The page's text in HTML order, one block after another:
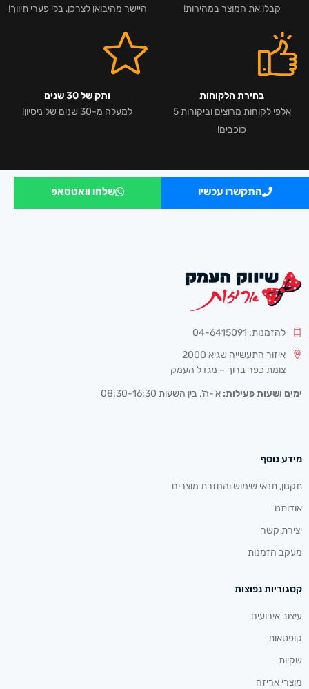
קבלו את המוצר במהירות!
היישר מהיבואן לצרכן, בלי פערי תיווך!
בחירת הלקוחות
אלפי לקוחות מרוצים וביקורות 5
כוכבים!
ותק של 30 שנים
למעלה מ-30 שנים של ניסיון!
התקשרו עכשיו שלחו וואטסאפ
להזמנות: 04-6415091
איזור התעשייה שגיא 2000
צומת כפר ברוך – מגדל העמק
ימים ושעות פעילות: א’-ה’, בין השעות 08:30-16:30
מידע נוסף
תקנון, תנאי שימוש והחזרת מוצרים
אודותנו
יצירת קשר
מעקב הזמנות
קטגוריות נפוצות
עיצוב אירועים
קופסאות
שקיות
מוצרי אריזה